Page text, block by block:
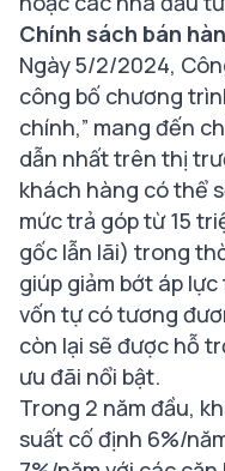
Chính sách bán
Ngày 5/2/2024,
công bố chương
chính,” mang đến
dẫn nhất trên thị
khách hàng có thể
mức trả góp từ 15
gốc lẫn lãi) trong
giúp giảm bớt áp
vốn tự có tương
còn lại sẽ được hỗ
ưu đãi nổi bật.
Trong 2 năm đầu,
suất cố định 6%/